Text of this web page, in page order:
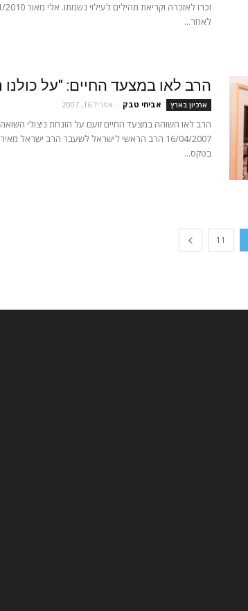
לאחר...
הרב לאו במצעד החיים: "על כולנו
ארכיון בארץ אביחי טבק - אפריל 16, 2007
הרב לאו השוהה במצעד החיים זועם על הזנחת ניצולי
16/04/2007 הרב הראשי לישראל לשעבר הרב ישראל
בטקס...
11